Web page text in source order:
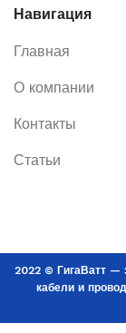
Навигация
Главная
О компании
Контакты
Статьи
2022 © ГигаВатт —
кабели и